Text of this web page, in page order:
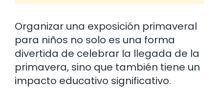
Organizar una exposición primaveral
para niños no solo es una forma
divertida de celebrar la llegada de la
primavera, sino que también tiene un
impacto educativo significativo.